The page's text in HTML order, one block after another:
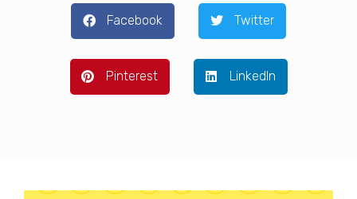
Facebook Twitter
Pinterest LinkedIn